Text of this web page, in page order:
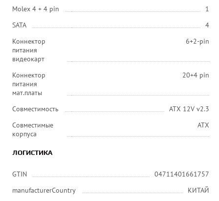
Molex 4 + 4 pin
1
SATA
4
Коннектор
питания
видеокарт
6+2-pin
Коннектор
питания
мат.платы
20+4 pin
Совместимость
ATX 12V v2.3
Совместимые
корпуса
ATX
ЛОГИСТИКА
GTIN
04711401661757
manufacturerCountry
КИТАЙ